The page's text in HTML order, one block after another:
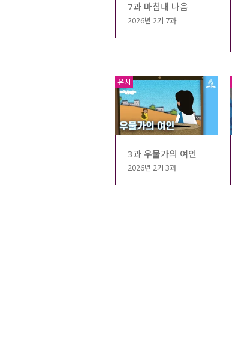
7과 마침내 나음
2026년 2기 7과
유치
3과 우물가의 여인
2026년 2기 3과